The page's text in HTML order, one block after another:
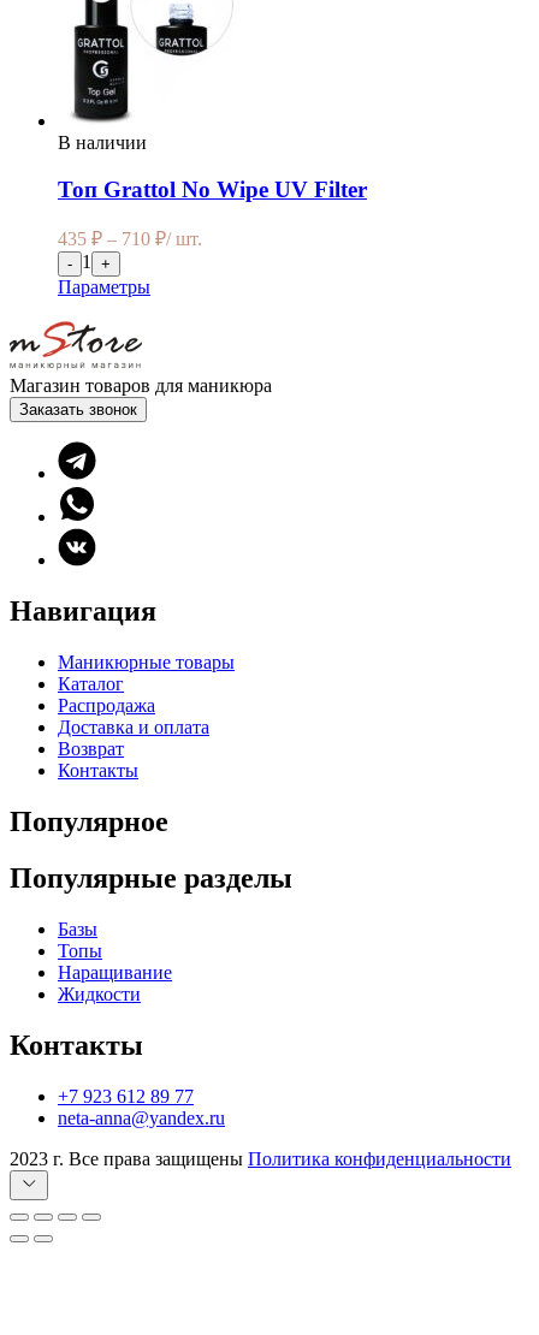
В наличии
Топ Grattol No Wipe UV Filter
435 ₽ – 710 ₽/ шт.
- 1 +
Параметры
Магазин товаров для маникюра
Заказать звонок
Навигация
Маникюрные товары
Каталог
Распродажа
Доставка и оплата
Возврат
Контакты
Популярное
Популярные разделы
Базы
Топы
Наращивание
Жидкости
Контакты
+7 923 612 89 77
neta-anna@yandex.ru
2023 г. Все права защищены Политика конфиденциальности